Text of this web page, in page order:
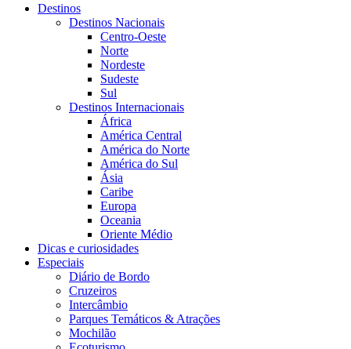
Destinos
Destinos Nacionais
Centro-Oeste
Norte
Nordeste
Sudeste
Sul
Destinos Internacionais
África
América Central
América do Norte
América do Sul
Ásia
Caribe
Europa
Oceania
Oriente Médio
Dicas e curiosidades
Especiais
Diário de Bordo
Cruzeiros
Intercâmbio
Parques Temáticos & Atrações
Mochilão